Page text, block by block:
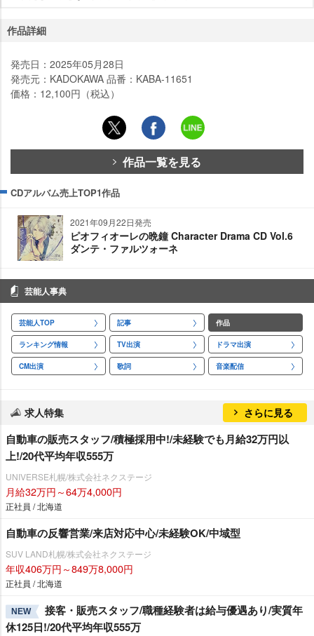
作品詳細
発売日：2025年05月28日
発売元：KADOKAWA 品番：KABA-11651
価格：12,100円（税込）
作品一覧を見る
CDアルバム売上TOP1作品
2021年09月22日発売
ピオフィオーレの晩鐘 Character Drama CD Vol.6
ダンテ・ファルツォーネ
芸能人事典
芸能人TOP 記事 作品
ランキング情報 TV出演 ドラマ出演
CM出演 歌詞 音楽配信
求人特集 さらに見る
自動車の販売スタッフ/積極採用中!/未経験でも月給32万円以
上!/20代平均年収555万
UNIVERSE札幌/株式会社ネクステージ
月給32万円～64万4,000円
正社員 / 北海道
自動車の反響営業/来店対応中心/未経験OK/中域型
SUV LAND札幌/株式会社ネクステージ
年収406万円～849万8,000円
正社員 / 北海道
NEW
接客・販売スタッフ/職種経験者は給与優遇あり/実質年
休125日!/20代平均年収555万